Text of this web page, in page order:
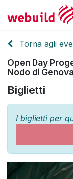
Torna agli
Open Day
Nodo di
Biglietti
I biglietti per